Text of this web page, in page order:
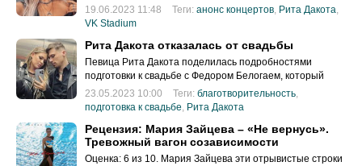
19.06.2023 11:48
Теги: анонс концертов, Рита Дакота,
VK Stadium
Рита Дакота отказалась от свадьбы
Певица Рита Дакота поделилась подробностями
подготовки к свадьбе с Федором Белогаем, который
сделал ей предложение месяц назад.
23.05.2023 10:00 Теги: благотворительность,
подготовка к свадьбе, Рита Дакота
Рецензия: Мария Зайцева – «Не вернусь».
Тревожный вагон созависимости
Оценка: 6 из 10. Мария Зайцева эти отрывистые строки